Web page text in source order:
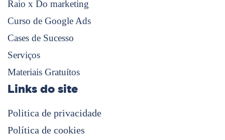
Raio x Do marketing
Curso de Google Ads
Cases de Sucesso
Serviços
Materiais Gratuítos
Links do site
Politica de privacidade
Política de cookies